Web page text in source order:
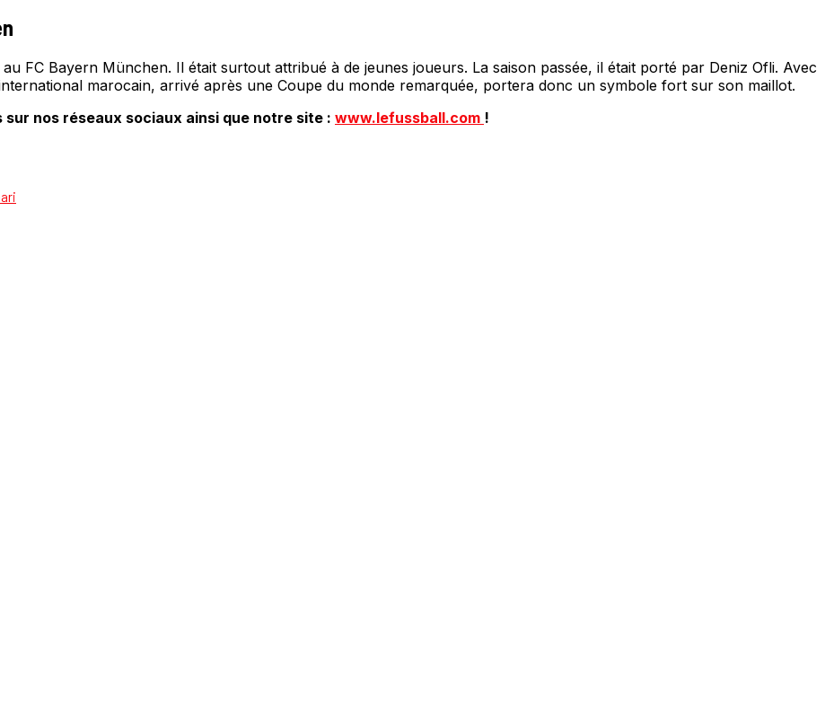
FC Bayern München. Il était surtout attribué à de jeunes joueurs. La saison passée, il était porté par Deniz Ofli. Avec
marocain, arrivé après une Coupe du monde remarquée, portera donc un symbole fort sur son maillot.
nos réseaux sociaux ainsi que notre site : www.lefussball.com !